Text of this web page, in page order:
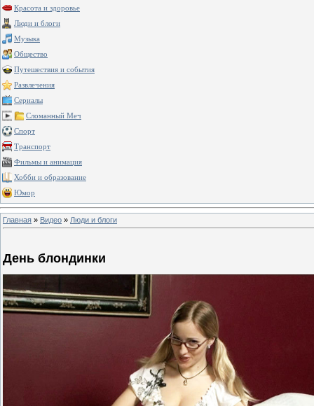
Красота и здоровье
Люди и блоги
Музыка
Общество
Путешествия и события
Развлечения
Сериалы
Сломанный Меч
Спорт
Транспорт
Фильмы и анимация
Хобби и образование
Юмор
Главная » Видео » Люди и блоги
День блондинки